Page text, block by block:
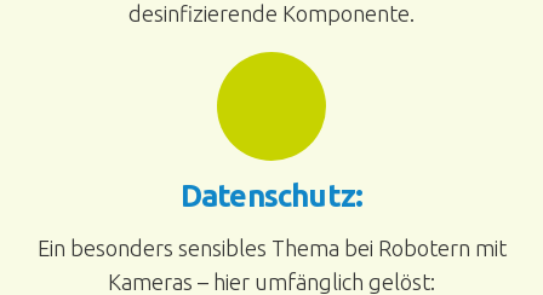
desinfizierende Komponente.
Datenschutz:
Ein besonders sensibles Thema bei Robotern mit
Kameras – hier umfänglich gelöst: